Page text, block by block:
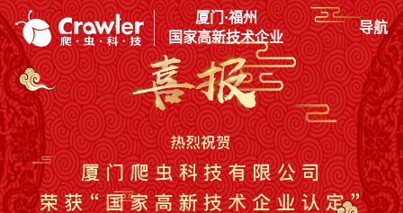
厦门·福州
国家高新技术企业
导航